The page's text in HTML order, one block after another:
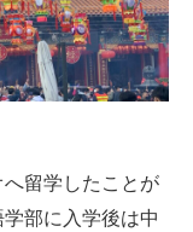
留学したことが
部に入学後は中